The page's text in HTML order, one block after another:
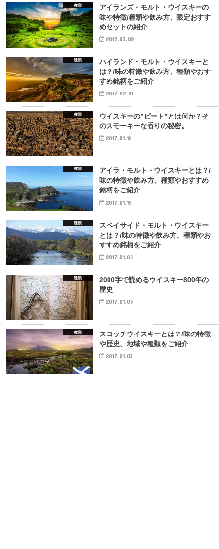
種類
アイランズ・モルト・ウイスキーの
味や特徴/種類や飲み方、限定おすす
めセットの紹介
2017.03.02
種類
ハイランド・モルト・ウイスキーと
は？/味の特徴や飲み方、種類やおす
すめ銘柄をご紹介
2017.02.01
種類
ウイスキーの”ピート”とは何か？そ
のスモーキーな香りの秘密。
2017.01.16
種類
アイラ・モルト・ウイスキーとは？/
味の特徴や飲み方、種類やおすすめ
銘柄をご紹介
2017.01.15
種類
スペイサイド・モルト・ウイスキー
とは？/味の特徴や飲み方、種類やお
すすめ銘柄をご紹介
2017.01.06
種類
2000字で読めるウイスキー800年の
歴史
2017.01.05
種類
スコッチウイスキーとは？/味の特徴
や歴史、地域や種類をご紹介
2017.01.03